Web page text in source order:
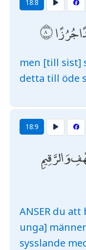
18:8
جُرُزًا
men [till sist]
detta till öde
18:9
ANSER du
unga]
sysslande